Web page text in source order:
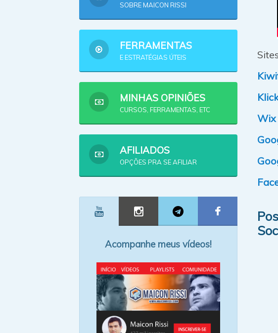
Wix
SOBRE MAICON RISSI
FERRAMENTAS
E ESTRATÉGIAS ÚTEIS
MINHAS OPINIÕES
CURSOS, FERRAMENTAS, ETC
AFILIADOS
OPÇÕES PRA SE AFILIAR
Acompanhe meus vídeos!